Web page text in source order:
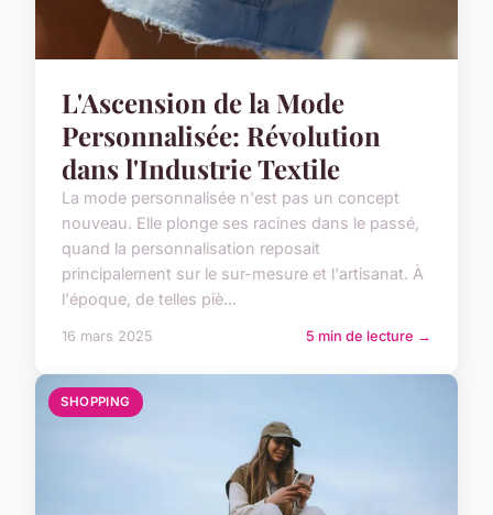
L'Ascension de la Mode
Personnalisée: Révolution
dans l'Industrie Textile
La mode personnalisée n'est pas un concept
nouveau. Elle plonge ses racines dans le passé,
quand la personnalisation reposait
principalement sur le sur-mesure et l'artisanat. À
l'époque, de telles piè...
16 mars 2025 5 min de lecture →
SHOPPING